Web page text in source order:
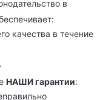
в
качества в течение
НАШИ гарантии: